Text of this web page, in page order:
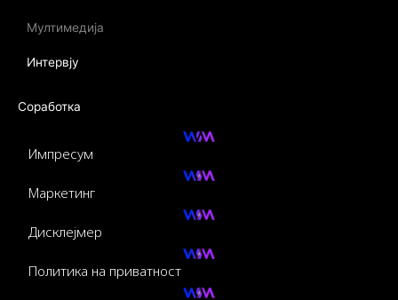
Мултимедија
Интервју
Соработка
Импресум
Маркетинг
Дисклејмер
Политика на приватност